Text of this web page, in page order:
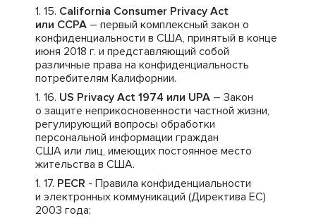
California Consumer Privacy Act
или CCPA – первый комплексный закон о
конфиденциальности в США, принятый в конце
июня 2018 г. и представляющий собой
различные права на конфиденциальность
потребителям Калифорнии.
US Privacy Act 1974 или UPA – Закон
о защите неприкосновенности частной жизни,
регулирующий вопросы обработки
персональной информации граждан
США или лиц, имеющих постоянное место
жительства в США.
PECR - Правила конфиденциальности
и электронных коммуникаций (Директива ЕС)
2003 года;